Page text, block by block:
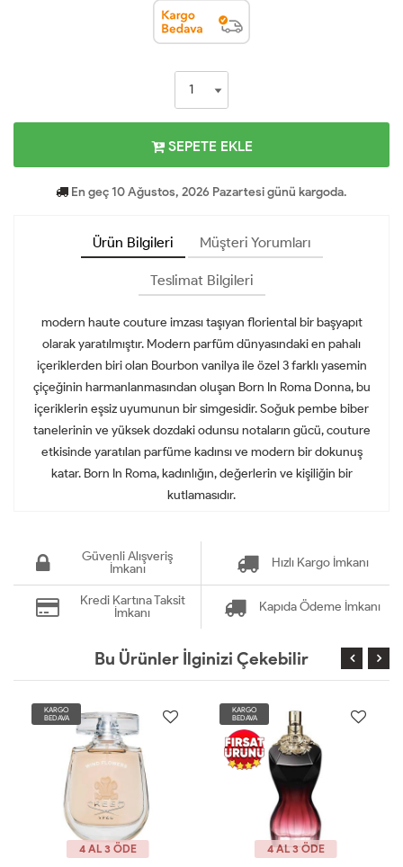
SEPETE EKLE
En geç 10 Ağustos, 2026 Pazartesi günü kargoda.
Ürün Bilgileri Müşteri Yorumları
Teslimat Bilgileri
modern haute couture imzası taşıyan floriental bir başyapıt
olarak yaratılmıştır. Modern parfüm dünyasındaki en pahalı
içeriklerden biri olan Bourbon vanilya ile özel 3 farklı yasemin
çiçeğinin harmanlanmasından oluşan Born In Roma Donna, bu
içeriklerin eşsiz uyumunun bir simgesidir. Soğuk pembe biber
tanelerinin ve yüksek dozdaki odunsu notaların gücü, couture
etkisinde yaratılan parfüme kadınsı ve modern bir dokunuş
katar. Born In Roma, kadınlığın, değerlerin ve kişiliğin bir
kutlamasıdır.
Güvenli Alışveriş
İmkanı
Hızlı Kargo İmkanı
Kredi Kartına Taksit
İmkanı
Kapıda Ödeme İmkanı
Bu Ürünler İlginizi Çekebilir
KARGO
BEDAVA
4 AL 3 ÖDE
KARGO
BEDAVA
4 AL 3 ÖDE